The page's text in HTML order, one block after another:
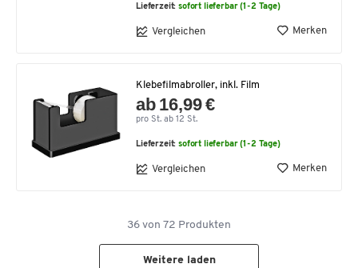
Lieferzeit:sofort lieferbar (1-2 Tage)
Vergleichen Merken
Klebefilmabroller, inkl. Film
ab 16,99 €
pro St. ab 12 St.
Lieferzeit:sofort lieferbar (1-2 Tage)
Vergleichen Merken
36 von 72 Produkten
Weitere laden